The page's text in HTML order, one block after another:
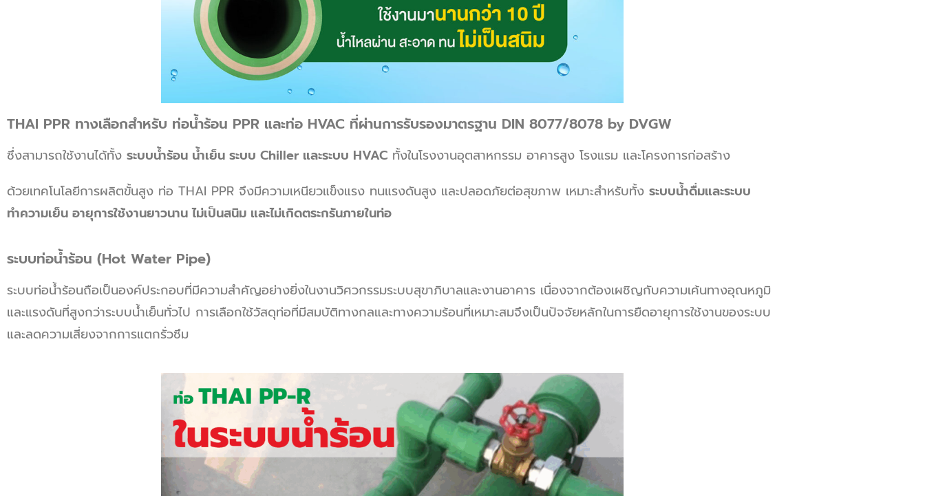
THAI PPR ทางเลือกสำหรับ ท่อน้ำร้อน PPR และท่อ HVAC ที่ผ่านการรับรองมาตรฐาน DIN 8077/8078 by DVGW
ซึ่งสามารถใช้งานได้ทั้ง ระบบน้ำร้อน น้ำเย็น ระบบ Chiller และระบบ HVAC ทั้งในโรงงานอุตสาหกรรม อาคารสูง โรงแรม และโครงการก่อสร้าง
ด้วยเทคโนโลยีการผลิตขั้นสูง ท่อ THAI PPR จึงมีความเหนียวแข็งแรง ทนแรงดันสูง และปลอดภัยต่อสุขภาพ เหมาะสำหรับทั้ง ระบบน้ำดื่มและระบบ
ทำความเย็น อายุการใช้งานยาวนาน ไม่เป็นสนิม และไม่เกิดตระกรันภายในท่อ
ระบบท่อน้ำร้อน (Hot Water Pipe)
ระบบท่อน้ำร้อนถือเป็นองค์ประกอบที่มีความสำคัญอย่างยิ่งในงานวิศวกรรมระบบสุขาภิบาลและงานอาคาร เนื่องจากต้องเผชิญกับความเค้นทางอุณหภูมิ
และแรงดันที่สูงกว่าระบบน้ำเย็นทั่วไป การเลือกใช้วัสดุท่อที่มีสมบัติทางกลและทางความร้อนที่เหมาะสมจึงเป็นปัจจัยหลักในการยืดอายุการใช้งานของระบบ
และลดความเสี่ยงจากการแตกรั่วซึม